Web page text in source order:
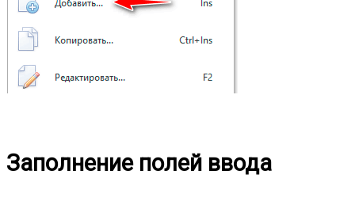
Заполнение полей ввода